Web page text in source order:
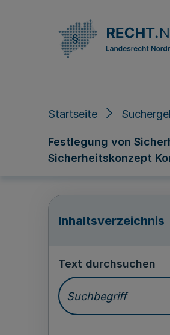
Startseite
Festlegung von
Sicherheitskonzept
Inhaltsverzeichnis
Text durchsuchen